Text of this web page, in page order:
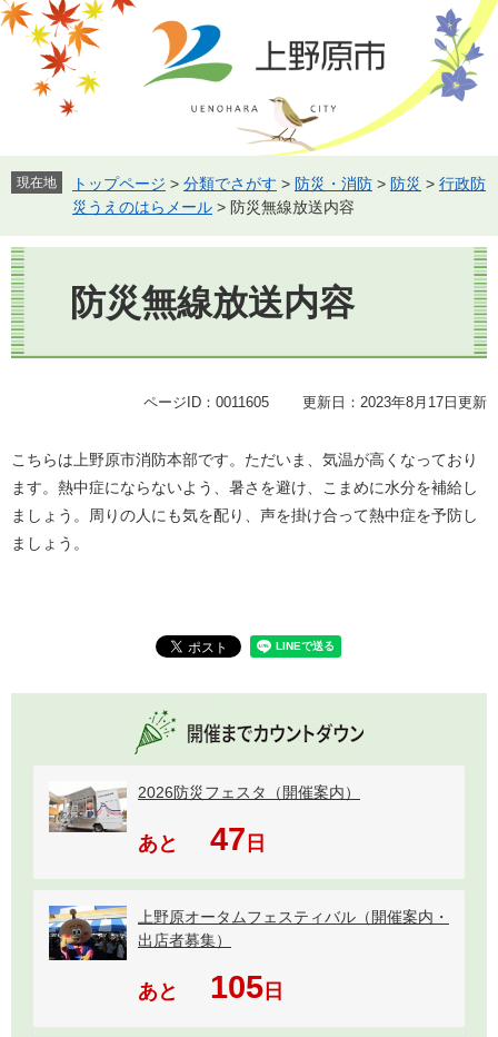
ペ
ー
す。
メ
ニ
し
て
文
へ
現在地 トップページ > 分類でさがす > 防災・消防 > 防災 > 行政防
災うえのはらメール > 防災無線放送内容
本
文
防災無線放送内容
ページID：0011605 更新日：2023年8月17日更新
こちらは上野原市消防本部です。ただいま、気温が高くなっており
ます。熱中症にならないよう、暑さを避け、こまめに水分を補給し
ましょう。周りの人にも気を配り、声を掛け合って熱中症を予防し
ましょう。
2026防災フェスタ（開催案内）
あと 47 日
上野原オータムフェスティバル（開催案内・
出店者募集）
あと 105日